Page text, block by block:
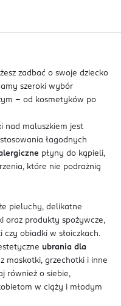
zadbać o swoje dziecko
szeroki wybór
- od kosmetyków po
nad maluszkiem jest
łagodnych
płyny do kąpieli,
które nie podrażnią
pieluchy, delikatne
oraz produkty spożywcze,
obiadki w słoiczkach.
ubrania dla
maskotki, grzechotki i inne
również o siebie,
w ciąży i młodym